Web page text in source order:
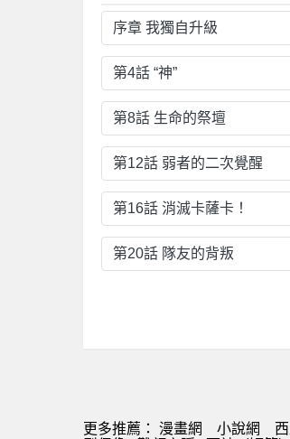
序章 我獨自升級
第4話 “神”
第8話 生命的祭壇
第12話 弱者的二次覺醒
第16話 消滅卡薩卡！
第20話 隊友的背叛
更多推薦： 漫畫網 小說網